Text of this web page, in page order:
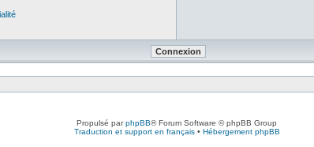
Propulsé parphpBB® Forum Software © phpBB Group
Traduction et support en français• Hébergement phpBB